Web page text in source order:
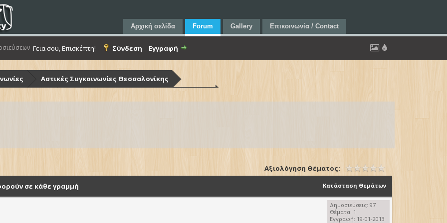
Αρχική σελίδα Forum Gallery Επικοινωνία / Contact
Γεια σου, Επισκέπτη! Σύνδεση Εγγραφή
Αστικές Συγκοινωνίες Θεσσαλονίκης
(Ο.Α.Σ.Θ.)
Αξιολόγηση Θέματος:
Κατάσταση Θεμάτων
σε κάθε γραμμή
Δημοσιεύσεις: 97
Θέματα: 1
Εγγραφή: 19-01-2013